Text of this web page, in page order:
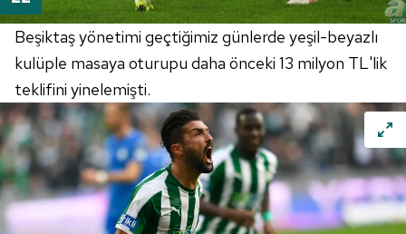
Beşiktaş yönetimi geçtiğimiz günlerde yeşil-beyazlı
kulüple masaya oturupu daha önceki 13 milyon TL'lik
teklifini yinelemişti.